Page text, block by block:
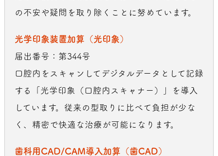
の不安や疑問を取り除くことに努めています。
光学印象装置加算（光印象）
届出番号：第344号
口腔内をスキャンしてデジタルデータとして記録
する「光学印象（口腔内スキャナー）」を導入
しています。従来の型取りに比べて負担が少な
く、精密で快適な治療が可能になります。
歯科用CAD/CAM導入加算（歯CAD）